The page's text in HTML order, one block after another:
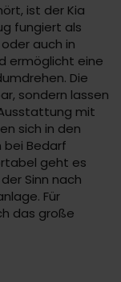
ist der Kia
fungiert als
auch in
ermöglicht eine
Die
sondern lassen
mit
sich in den
bei Bedarf
geht es
Sinn nach
Für
das große